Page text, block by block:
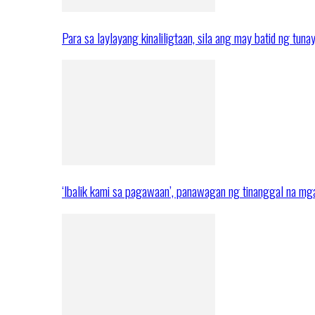
Para sa laylayang kinaliligtaan, sila ang may batid ng
‘Ibalik kami sa pagawaan’, panawagan ng tinanggal na